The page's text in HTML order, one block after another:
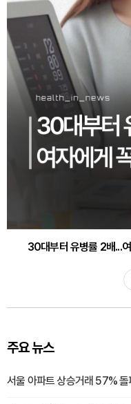
감기·독감 예방하고 면
주요 뉴스
서울 아파트 상승거래 57%